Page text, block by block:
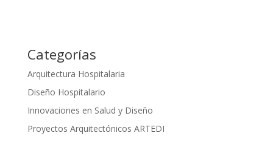
Categorías
Arquitectura Hospitalaria
Diseño Hospitalario
Innovaciones en Salud y Diseño
Proyectos Arquitectónicos ARTEDI